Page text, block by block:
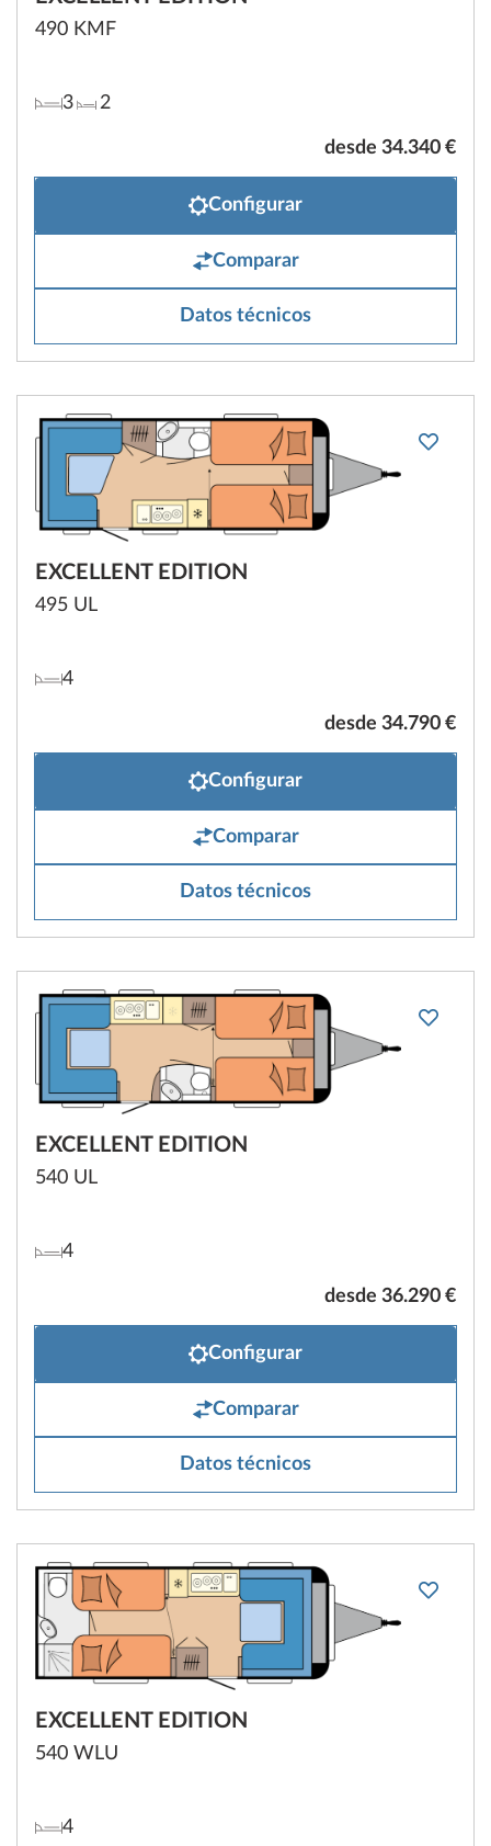
490 KMF
3 2
desde 34.340 €
Configurar
Comparar
Datos técnicos
EXCELLENT EDITION
495 UL
4
desde 34.790 €
Configurar
Comparar
Datos técnicos
EXCELLENT EDITION
540 UL
4
desde 36.290 €
Configurar
Comparar
Datos técnicos
EXCELLENT EDITION
540 WLU
4